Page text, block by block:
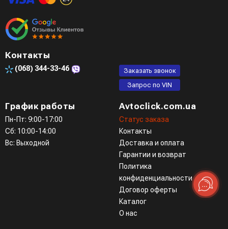
Контакты
(068) 344-33-46
Заказать звонок
Запрос по VIN
График работы
Пн-Пт: 9:00-17:00
Сб: 10:00-14:00
Вс: Выходной
Avtoclick.com.ua
Статус заказа
Контакты
Доставка и оплата
Гарантии и возврат
Политика
конфиденциальности
Договор оферты
Каталог
О нас